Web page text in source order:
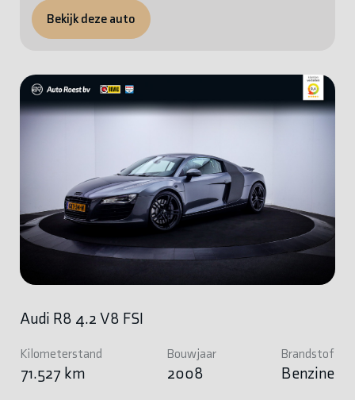
Bekijk deze auto
Audi R8 4.2 V8 FSI
Kilometerstand
71.527 km
Bouwjaar
2008
Brandstof
Benzine